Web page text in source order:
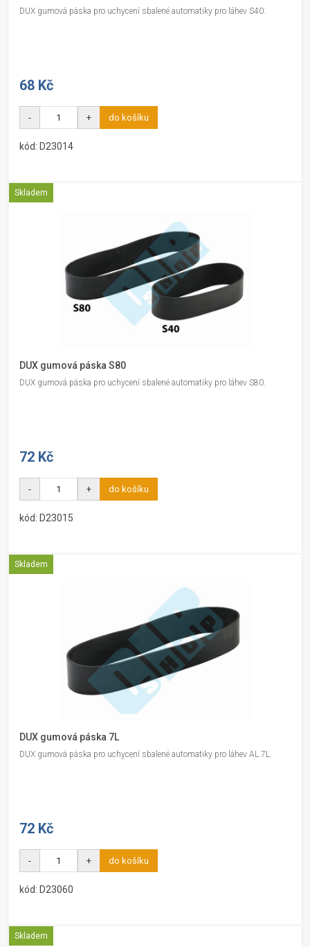
DUX gumová páska pro uchycení sbalené automatiky pro láhev S40.
68 Kč
- + do košíku
kód: D23014
Skladem
DUX gumová páska S80
DUX gumová páska pro uchycení sbalené automatiky pro láhev S80.
72 Kč
- + do košíku
kód: D23015
Skladem
DUX gumová páska 7L
DUX gumová páska pro uchycení sbalené automatiky pro láhev AL 7L.
72 Kč
- + do košíku
kód: D23060
Skladem